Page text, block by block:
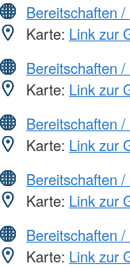
Bereitschaften
Karte: Link zur
Bereitschaften
Karte: Link zur
Bereitschaften
Karte: Link zur
Bereitschaften
Karte: Link zur
Bereitschaften
Karte: Link zur